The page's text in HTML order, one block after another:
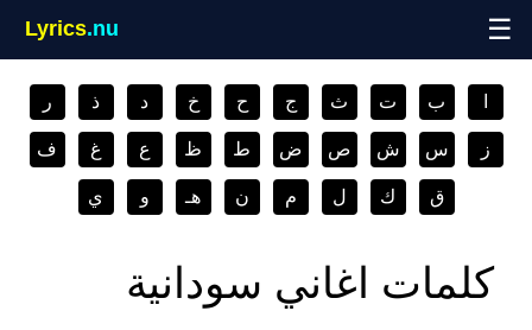
Lyrics.nu ☰
ب ت ث ج ح خ د ذ ر
ز س ش ص ض ط ظ ع غ ف
ق ك ل م ن هـ و ي
كلمات اغاني سودانية